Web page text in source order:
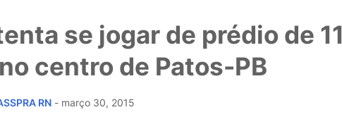
se jogar de prédio de 11
centro de Patos-PB
RN - março 30, 2015